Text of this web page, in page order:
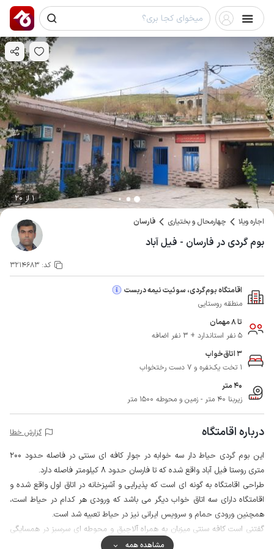
1 از 20
اجاره ویلا چهارمحال و بختیاری فارسان
بوم گردی در فارسان - فیل آباد
کد: 3214683
اقامتگاه بوم‌گردی، سوئیت نیمه دربست
منطقه روستایی
تا 8 مهمان
5 نفر استاندارد + 3 نفر اضافه
3 اتاق‌خواب
1 تخت یک‌نفره و 7 دست رختخواب
40 متر
زیربنا 40 متر - زمین و محوطه 1500 متر
درباره اقامتگاه گزارش خطا
این بوم گردی حیاط دار سه خوابه در جوار کافه ای سنتی در فاصله حدود 200
متری روستا فیل آباد واقع شده که تا فارسان حدود 8 کیلومتر فاصله دارد.
طراحی اقامتگاه به گونه ای است که پذیرایی و آشپزخانه در اتاق اول واقع شده و
اقامتگاه دارای سه اتاق خواب دیگر می باشد که ورودی هر کدام در حیاط است،
همچنین ورودی حمام و سرویس ایرانی نیز در حیاط تعبیه شد است.
گفتنی است کافه سنتی میزبان به همراه آلاچیق و محوطه ای سرسبز در همسایگی
اقامتگاه قرار دارد که فضای مناسبی را برای تفریح مهمانان این اقامتگاه فراهم
مشاهده همه